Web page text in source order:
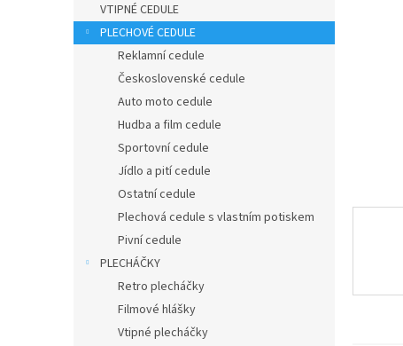
a
n
VTIPNÉ CEDULE
PLECHOVÉ CEDULE
Reklamní cedule
Československé cedule
Auto moto cedule
Hudba a film cedule
Sportovní cedule
Jídlo a pití cedule
Ostatní cedule
Plechová cedule s vlastním potiskem
Pivní cedule
PLECHÁČKY
Retro plecháčky
Filmové hlášky
Vtipné plecháčky